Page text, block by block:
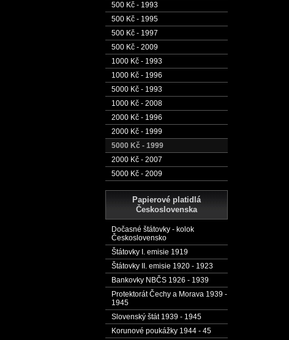
500 Kč - 1993
500 Kč - 1995
500 Kč - 1997
500 Kč - 2009
1000 Kč - 1993
1000 Kč - 1996
5000 Kč - 1993
1000 Kč - 2008
2000 Kč - 1996
2000 Kč - 1999
5000 Kč - 1999
2000 Kč - 2007
5000 Kč - 2009
Papierové platidlá
Československa
Dočasné štátovky - kolok
Československo
Štátovky I. emisie 1919
Štátovky II. emisie 1920 - 1923
Bankovky NBČS 1926 - 1939
Protektorát Čechy a Morava 1939 -
1945
Slovenský štát 1939 - 1945
Korunové poukážky 1944 - 45